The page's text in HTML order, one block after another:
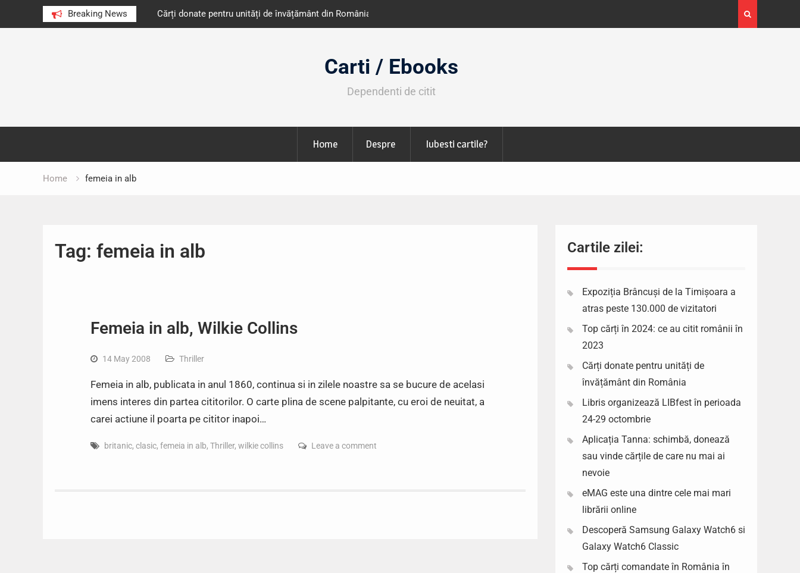
Breaking News
au citit românii în 2023 Cărți donate pentru unități de învățământ din România
octombrie
Expoziția Brâncuși de la Timișoara a atras peste
130.000 de vizitatori
Carti / Ebooks
Dependenti de citit
Home Despre Iubesti cartile?
Home femeia in alb
Tag: femeia in alb
Femeia in alb, Wilkie Collins
14 May 2008 Thriller
Femeia in alb, publicata in anul 1860, continua si in zilele noastre sa se bucure de acelasi
imens interes din partea cititorilor. O carte plina de scene palpitante, cu eroi de neuitat, a
carei actiune il poarta pe cititor inapoi…
britanic, clasic, femeia in alb, Thriller, wilkie collins Leave a comment
Cartile zilei:
Expoziția Brâncuși de la Timișoara a
atras peste 130.000 de vizitatori
Top cărți în 2024: ce au citit românii în
2023
Cărți donate pentru unități de
învățământ din România
Libris organizează LIBfest în perioada
24-29 octombrie
Aplicația Tanna: schimbă, donează
sau vinde cărțile de care nu mai ai
nevoie
eMAG este una dintre cele mai mari
librării online
Descoperă Samsung Galaxy Watch6 si
Galaxy Watch6 Classic
Top cărți comandate în România în